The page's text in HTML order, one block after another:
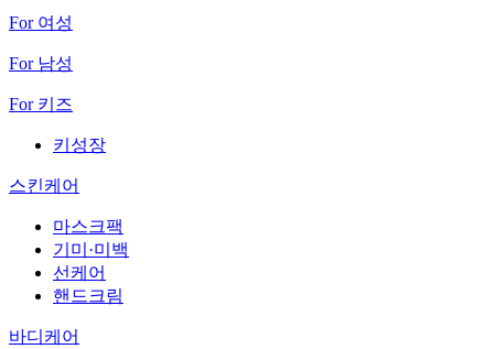
For 여성
For 남성
For 키즈
키성장
스킨케어
마스크팩
기미·미백
선케어
핸드크림
바디케어